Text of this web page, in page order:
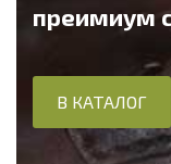
преимиум
В КАТАЛОГ